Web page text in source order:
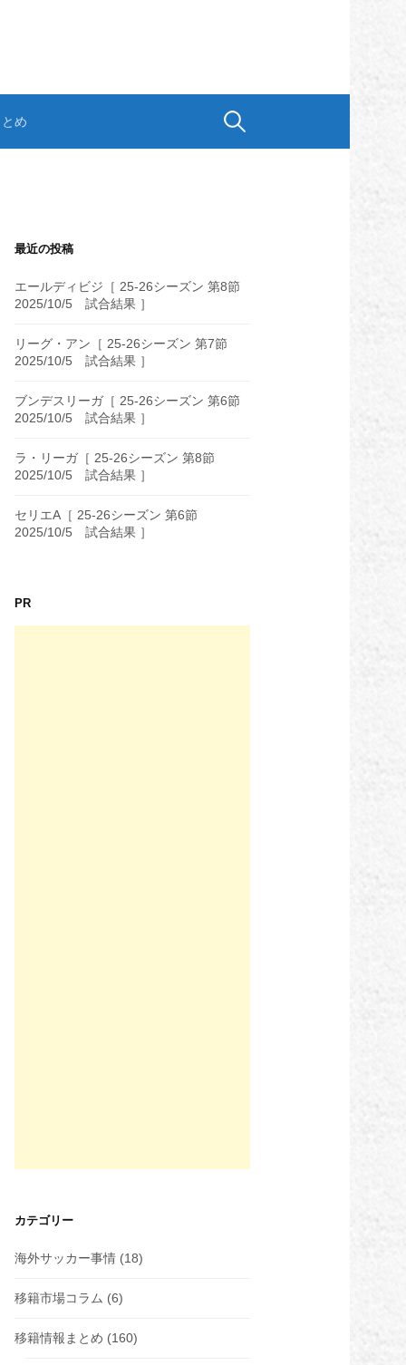
め 検
最近の投稿
エールディビジ［ 25-26シーズン 第8節
2025/10/5 試合結果 ］
リーグ・アン［ 25-26シーズン 第7節
2025/10/5 試合結果 ］
ブンデスリーガ［ 25-26シーズン 第6節
2025/10/5 試合結果 ］
ラ・リーガ［ 25-26シーズン 第8節
2025/10/5 試合結果 ］
セリエA［ 25-26シーズン 第6節
2025/10/5 試合結果 ］
PR
カテゴリー
海外サッカー事情 (18)
移籍市場コラム (6)
移籍情報まとめ (160)